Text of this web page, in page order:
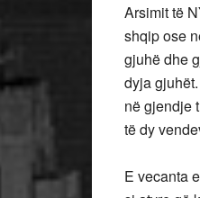
Arsimit të
shqip ose
gjuhë dhe
dyja
në gjendje
të dy
E vecanta